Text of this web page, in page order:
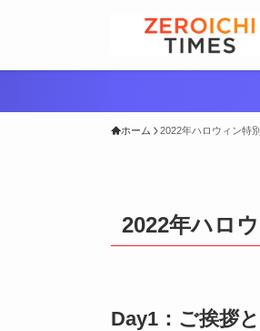
ホーム 2022年ハロウィン特
2022年ハロ
Day1：ご挨拶